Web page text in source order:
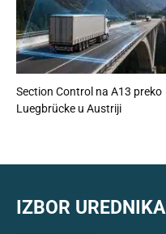
Section Control na A13 preko
Luegbrücke u Austriji
IZBOR UREDNIKA